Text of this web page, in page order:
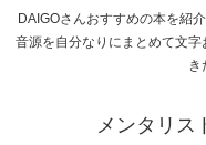
DAIGOさんおすすめの本を紹
音源を自分なりにまとめて文
き
メンタリス